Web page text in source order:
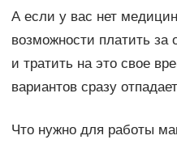
А если у вас нет
возможности платить
и тратить на это свое
вариантов сразу
Что нужно для работы